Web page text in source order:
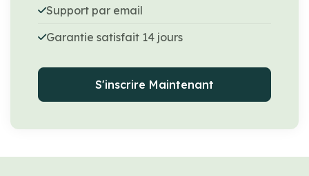
Support par email
Garantie satisfait 14 jours
S'inscrire Maintenant